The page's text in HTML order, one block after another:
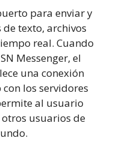
para enviar y
texto, archivos
real. Cuando
Messenger, el
una conexión
los servidores
al usuario
usuarios de